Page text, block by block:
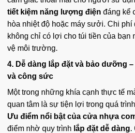
tiết kiệm năng lượng điện đáng kể
hòa nhiệt độ hoặc máy sưởi. Chi
không chỉ có lợi cho túi tiền của bạn
vệ môi trường.
4. Dễ dàng lắp đặt và bảo dưỡng
và công sức
Một trong những khía cạnh thực tế
quan tâm là sự tiện lợi trong quá
Ưu điểm nổi bật của cửa nhựa
điểm nhờ quy trình lắp đặt dễ dàng.